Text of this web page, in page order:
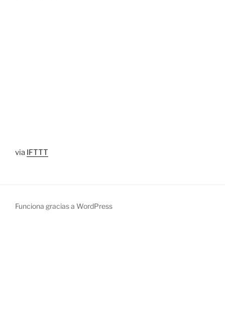
via IFTTT
Funciona gracias a WordPress